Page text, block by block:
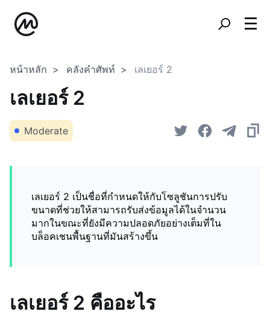
หน้าหลัก คลังคำศัพท์ เลเยอร์ 2
เลเยอร์ 2
Moderate
เลเยอร์ 2 เป็นชื่อที่กำหนดให้กับโซลูชันการปรับ
ขนาดที่ช่วยให้สามารถรับส่งข้อมูลได้ในจำนวน
มากในขณะที่ยังมีความปลอดภัยอย่างเต็มที่ใน
บล็อคเชนพื้นฐานที่มันสร้างขึ้น
เลเยอร์ 2 คืออะไร